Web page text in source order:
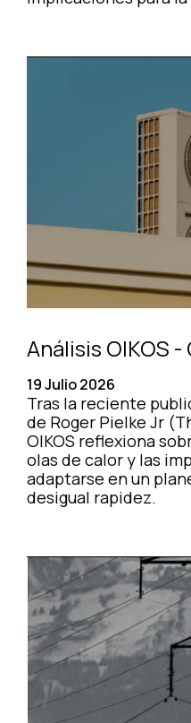
Análisis OIKOS
19 Julio 2026
Tras la reciente
de Roger Pielke Jr
OIKOS reflexiona
olas de calor y las
adaptarse en un
desigual rapidez.